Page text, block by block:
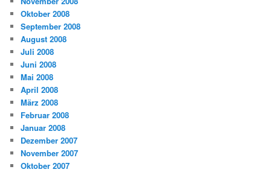
Oktober 2008
September 2008
August 2008
Juli 2008
Juni 2008
Mai 2008
April 2008
März 2008
Februar 2008
Januar 2008
Dezember 2007
November 2007
Oktober 2007